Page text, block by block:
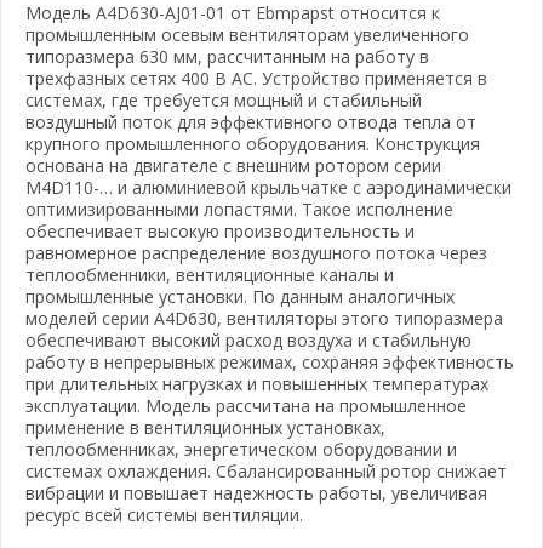
Модель A4D630-AJ01-01 от Ebmpapst относится к
промышленным осевым вентиляторам увеличенного
типоразмера 630 мм, рассчитанным на работу в
трехфазных сетях 400 В AC. Устройство применяется в
системах, где требуется мощный и стабильный
воздушный поток для эффективного отвода тепла от
крупного промышленного оборудования. Конструкция
основана на двигателе с внешним ротором серии
M4D110-… и алюминиевой крыльчатке с аэродинамически
оптимизированными лопастями. Такое исполнение
обеспечивает высокую производительность и
равномерное распределение воздушного потока через
теплообменники, вентиляционные каналы и
промышленные установки. По данным аналогичных
моделей серии A4D630, вентиляторы этого типоразмера
обеспечивают высокий расход воздуха и стабильную
работу в непрерывных режимах, сохраняя эффективность
при длительных нагрузках и повышенных температурах
эксплуатации. Модель рассчитана на промышленное
применение в вентиляционных установках,
теплообменниках, энергетическом оборудовании и
системах охлаждения. Сбалансированный ротор снижает
вибрации и повышает надежность работы, увеличивая
ресурс всей системы вентиляции.
почту